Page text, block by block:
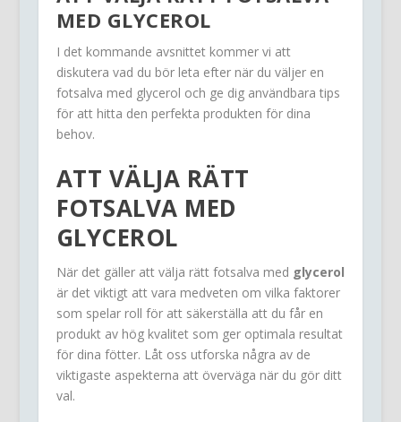
MED GLYCEROL
I det kommande avsnittet kommer vi att
diskutera vad du bör leta efter när du väljer en
fotsalva med glycerol och ge dig användbara tips
för att hitta den perfekta produkten för dina
behov.
ATT VÄLJA RÄTT
FOTSALVA MED
GLYCEROL
När det gäller att välja rätt fotsalva med glycerol
är det viktigt att vara medveten om vilka faktorer
som spelar roll för att säkerställa att du får en
produkt av hög kvalitet som ger optimala resultat
för dina fötter. Låt oss utforska några av de
viktigaste aspekterna att överväga när du gör ditt
val.